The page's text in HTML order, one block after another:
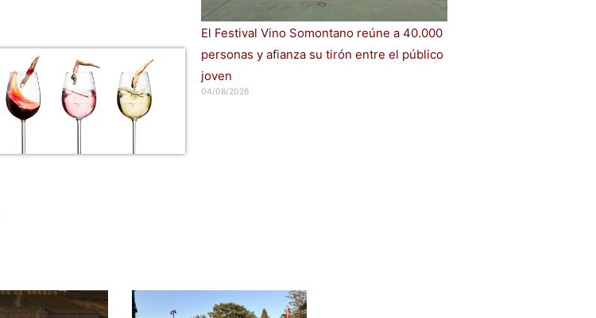
El Festival Vino Somontano reúne a 40.000
personas y afianza su tirón entre el público
joven
04/08/2026